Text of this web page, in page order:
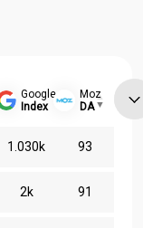
Google
Index
Moz
DA
1.030k 93
2k 91